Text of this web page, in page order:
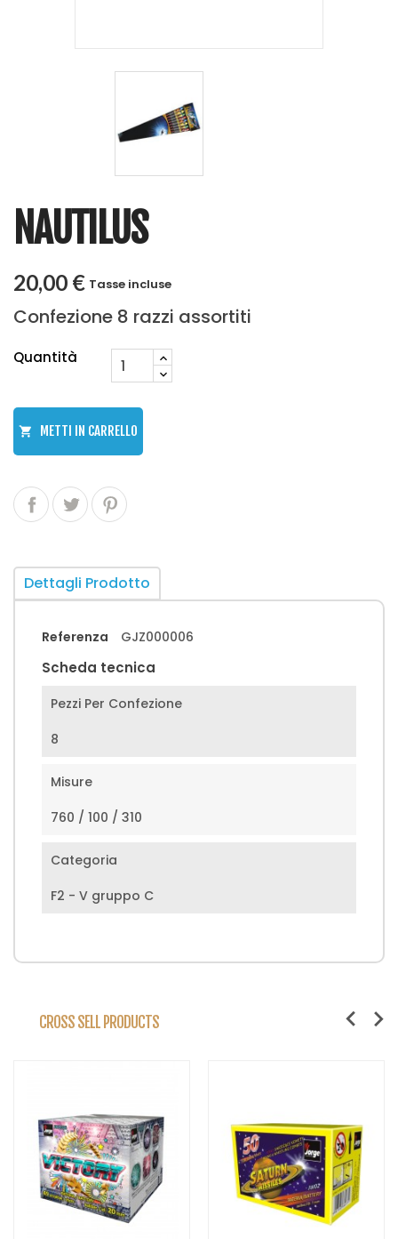
NAUTILUS
20,00 € Tasse incluse
Confezione 8 razzi assortiti
Quantità
 METTI IN CARRELLO
Dettagli Prodotto
Referenza GJZ000006
Scheda tecnica
Pezzi Per Confezione
8
Misure
760 / 100 / 310
Categoria
F2 - V gruppo C
CROSS SELL PRODUCTS